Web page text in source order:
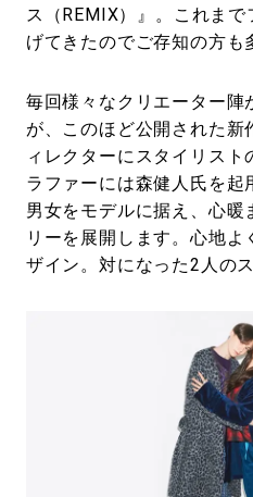
ス（REMIX）』。これま
げてきたのでご存知の方も
毎回様々なクリエーター陣
が、このほど公開された
ィレクターにスタイリス
ラファーには森健人氏を起
男女をモデルに据え、心暖
リーを展開します。心地
ザイン。対になった2人の